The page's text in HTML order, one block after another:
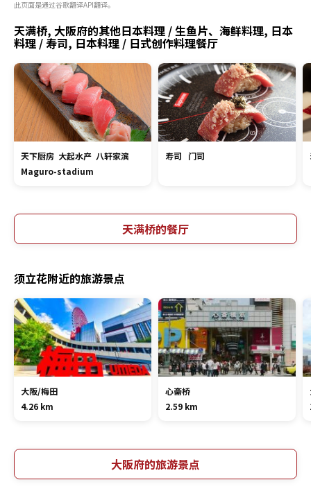
此页面是通过谷歌翻译API翻译。
天满桥, 大阪府的其他日本料理 / 生鱼片、海鲜料理, 日本
料理 / 寿司, 日本料理 / 日式创作料理餐厅
天下厨房 大起水产 八轩家滨
Maguro-stadium
寿司 门司
天满桥的餐厅
须立花附近的旅游景点
大阪/梅田
4.26 km
心斋桥
2.59 km
大阪府的旅游景点